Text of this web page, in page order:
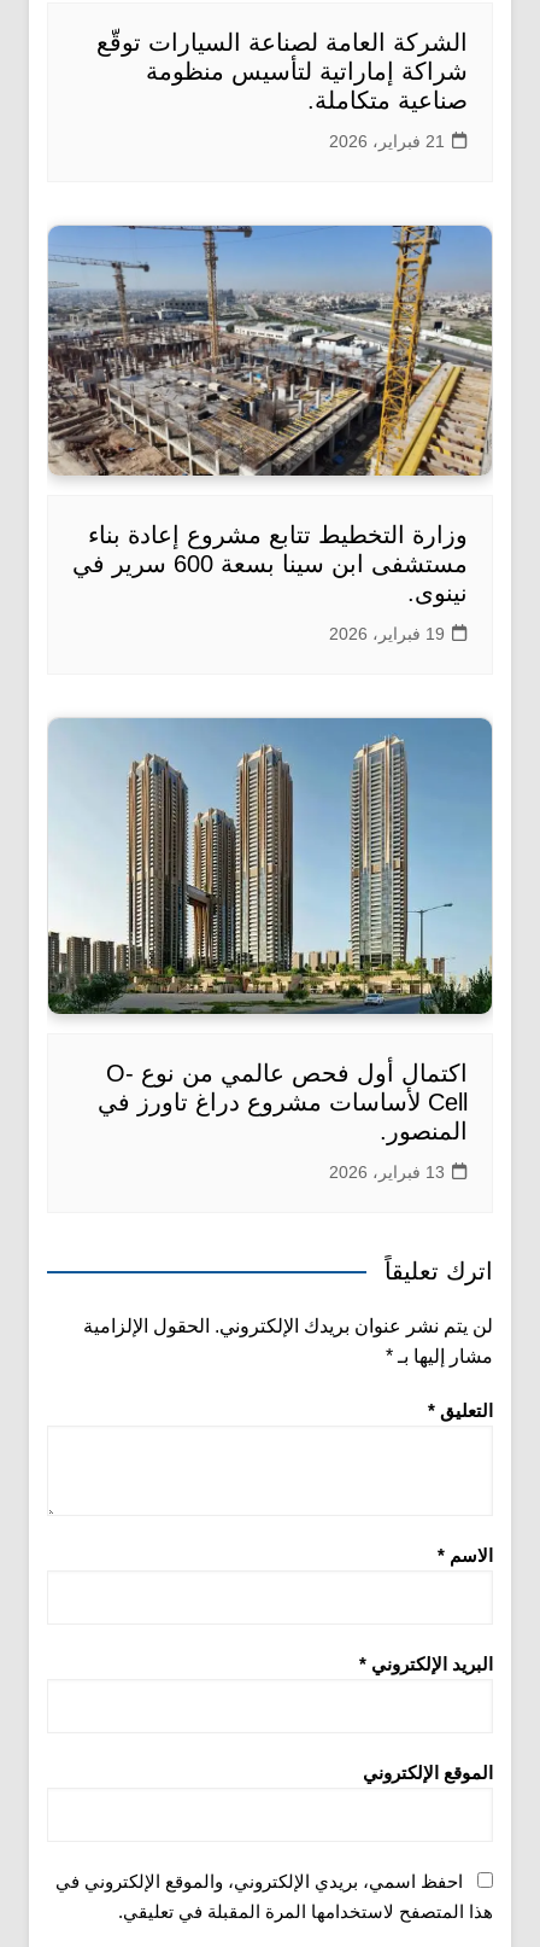
الشركة العامة لصناعة السيارات توقّع
شراكة إماراتية لتأسيس منظومة
صناعية متكاملة.
21 فبراير، 2026
وزارة التخطيط تتابع مشروع إعادة بناء
مستشفى ابن سينا بسعة 600 سرير في
نينوى.
19 فبراير، 2026
اكتمال أول فحص عالمي من نوع O-
Cell لأساسات مشروع دراغ تاورز في
المنصور.
13 فبراير، 2026
اترك تعليقاً
لن يتم نشر عنوان بريدك الإلكتروني. الحقول الإلزامية
مشار إليها بـ *
التعليق *
الاسم *
البريد الإلكتروني *
الموقع الإلكتروني
احفظ اسمي، بريدي الإلكتروني، والموقع الإلكتروني في
هذا المتصفح لاستخدامها المرة المقبلة في تعليقي.